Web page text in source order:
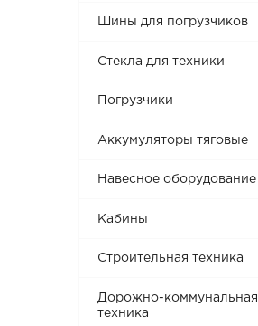
Шины для погрузчиков
Стекла для техники
Погрузчики
Аккумуляторы тяговые
Навесное оборудование
Кабины
Строительная техника
Дорожно-коммунальная
техника